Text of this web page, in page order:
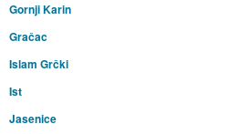
Gornji Karin
Gračac
Islam Grčki
Ist
Jasenice